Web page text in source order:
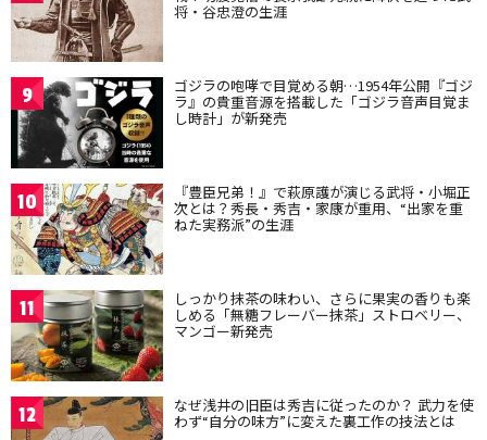
将・谷忠澄の生涯
9 ゴジラの咆哮で目覚める朝…1954年公開『ゴジ
ラ』の貴重音源を搭載した「ゴジラ音声目覚ま
し時計」が新発売
10 『豊臣兄弟！』で萩原護が演じる武将・小堀正
次とは？秀長・秀吉・家康が重用、“出家を重
ねた実務派”の生涯
11 しっかり抹茶の味わい、さらに果実の香りも楽
しめる「無糖フレーバー抹茶」ストロベリー、
マンゴー新発売
12 なぜ浅井の旧臣は秀吉に従ったのか？ 武力を使
わず“自分の味方”に変えた裏工作の技法とは